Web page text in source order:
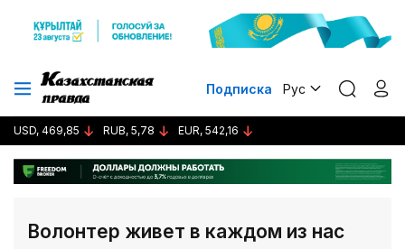
Подписка Рус
USD, 469,85 RUB, 5,78 EUR, 542,16
Волонтер живет в каждом из нас